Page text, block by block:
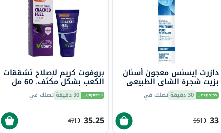
دازرت إيسنس معجون أسنان
بزيت شجرة الشاي الطبيعي
لتبييض الأسنان، 6.25 أونصة،
176 جرام 30 دقيقة تصلك في
33
55
بروفوت كريم لإصلاح تشققات
الكعب بشكل مكثف، 60 مل
30 دقيقة تصلك في
35.25
47